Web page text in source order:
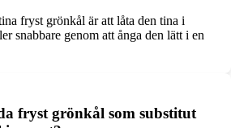
fryst grönkål är att låta den tina i
snabbare genom att ånga den lätt i en
fryst grönkål som substitut